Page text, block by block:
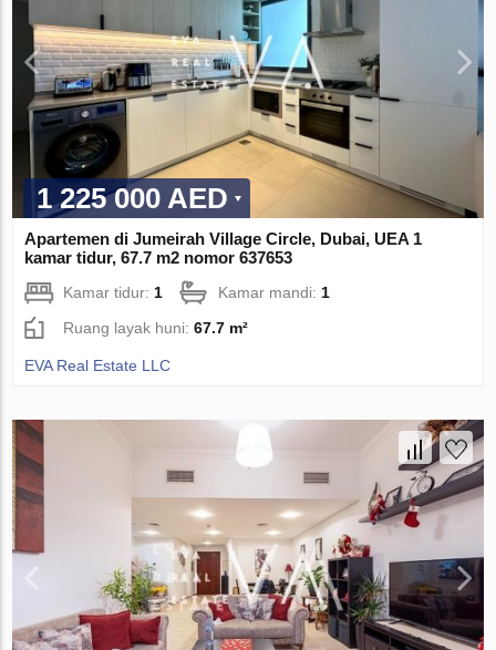
1 225 000 AED
Apartemen di Jumeirah Village Circle, Dubai, UEA 1
kamar tidur, 67.7 m2 nomor 637653
Kamar tidur:1 Kamar mandi:1
Ruang layak huni:67.7 m²
EVA Real Estate LLC